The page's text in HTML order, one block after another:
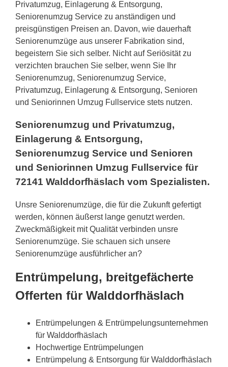
Privatumzug, Einlagerung & Entsorgung,
Seniorenumzug Service zu anständigen und
preisgünstigen Preisen an. Davon, wie dauerhaft
Seniorenumzüge aus unserer Fabrikation sind,
begeistern Sie sich selber. Nicht auf Seriösität zu
verzichten brauchen Sie selber, wenn Sie Ihr
Seniorenumzug, Seniorenumzug Service,
Privatumzug, Einlagerung & Entsorgung, Senioren
und Seniorinnen Umzug Fullservice stets nutzen.
Seniorenumzug und Privatumzug,
Einlagerung & Entsorgung,
Seniorenumzug Service und Senioren
und Seniorinnen Umzug Fullservice für
72141 Walddorfhäslach vom Spezialisten.
Unsre Seniorenumzüge, die für die Zukunft gefertigt
werden, können äußerst lange genutzt werden.
Zweckmäßigkeit mit Qualität verbinden unsre
Seniorenumzüge. Sie schauen sich unsere
Seniorenumzüge ausführlicher an?
Entrümpelung, breitgefächerte
Offerten für Walddorfhäslach
Entrümpelungen & Entrümpelungsunternehmen
für Walddorfhäslach
Hochwertige Entrümpelungen
Entrümpelung & Entsorgung für Walddorfhäslach